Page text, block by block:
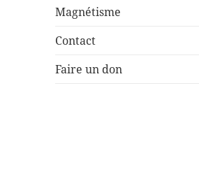
Magnétisme
Contact
Faire un don